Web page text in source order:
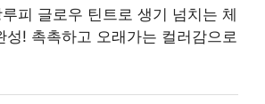
피 글로우 틴트로 생기 넘치는 체
성! 촉촉하고 오래가는 컬러감으로